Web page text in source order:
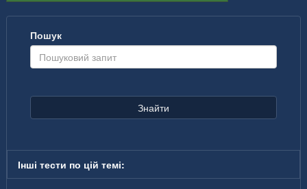
Пошук
Знайти
Інші тести по цій темі: